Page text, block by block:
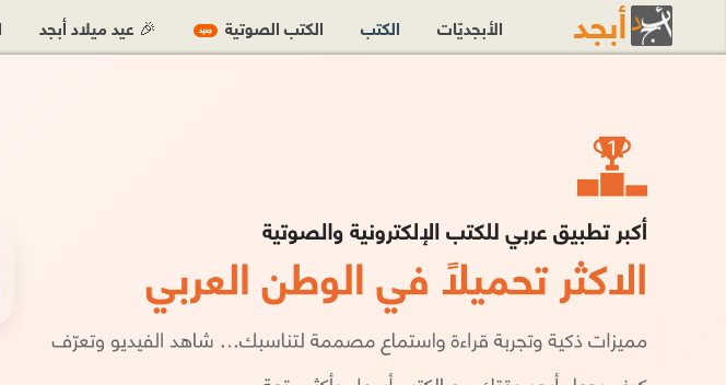
الأبجديّات الكتب الكتب الصوتية جديد 🎉 عيد ميلاد أبجد